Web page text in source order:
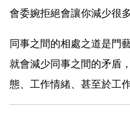
會委婉拒絕會讓你減少很
同事之間的相處之道是門
就會減少同事之間的矛盾
態、工作情緒、甚至於工